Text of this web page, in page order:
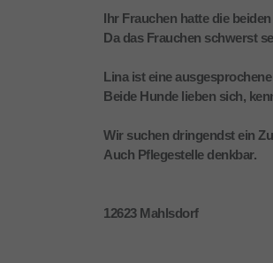
Ihr Frauchen hatte die
Da das Frauchen schwerst
Lina ist eine
Beide Hunde lieben sich,
Wir suchen dringendst ein
Auch Pflegestelle denkbar.
12623 Mahlsdorf